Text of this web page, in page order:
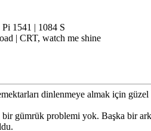
1541 | 1084 S
| CRT, watch me shine
dinlenmeye almak için
gümrük problemi yok. Başka bir